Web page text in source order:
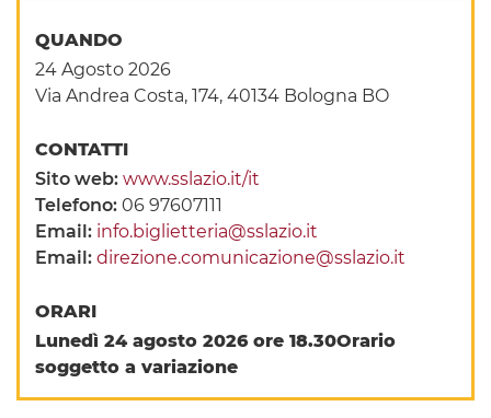
QUANDO
24 Agosto 2026
Via Andrea Costa, 174, 40134 Bologna BO
CONTATTI
Sito web:www.sslazio.it/it
Telefono:06 97607111
Email: info.biglietteria@sslazio.it
Email:direzione.comunicazione@sslazio.it
ORARI
Lunedì 24 agosto 2026 ore 18.30Orario
soggetto a variazione